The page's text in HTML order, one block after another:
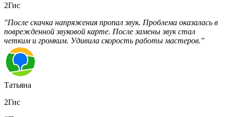
2Гис
"После скачка напряжения пропал звук. Проблема оказалась в
поврежденной звуковой карте. После замены звук стал
четким и громким. Удивила скорость работы мастеров."
Татьяна
2Гис